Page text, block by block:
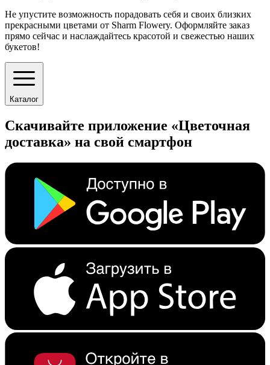
Не упустите возможность порадовать себя и своих близких
прекрасными цветами от Sharm Flowery. Оформляйте заказ
прямо сейчас и наслаждайтесь красотой и свежестью наших
букетов!
Каталог
Скачивайте приложение «Цветочная
доставка» на свой смартфон